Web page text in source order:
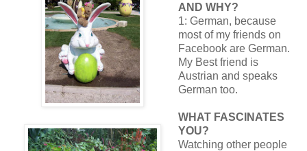
AND WHY?
1: German, because
most of my friends on
Facebook are German.
My Best friend is
Austrian and speaks
German too.
WHAT FASCINATES
YOU?
Watching other people